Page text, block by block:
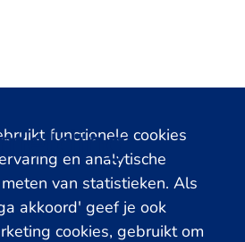
functionele cookies
en analytische
van statistieken. Als
akkoord' geef je ook
cookies, gebruikt om